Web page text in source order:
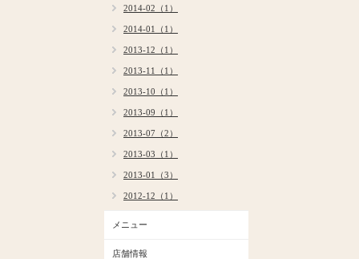
2014-02（1）
2014-01（1）
2013-12（1）
2013-11（1）
2013-10（1）
2013-09（1）
2013-07（2）
2013-03（1）
2013-01（3）
2012-12（1）
メニュー
店舗情報